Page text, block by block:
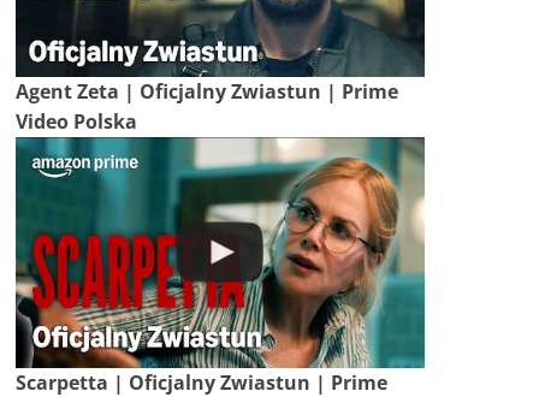
Agent Zeta | Oficjalny Zwiastun | Prime
Video Polska
Scarpetta | Oficjalny Zwiastun | Prime